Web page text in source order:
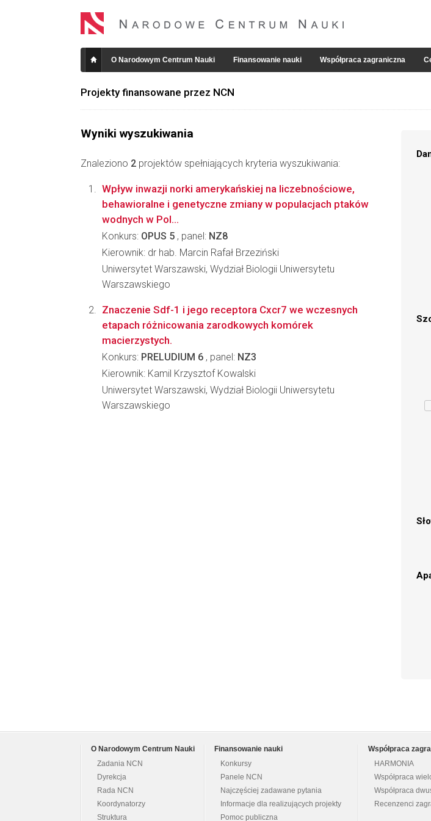
O Narodowym Centrum Nauki Finansowanie nauki Współpraca zagraniczna
Projekty finansowane przez NCN
Wyniki wyszukiwania
Znaleziono 2 projektów spełniających kryteria wyszukiwania:
Wpływ inwazji norki amerykańskiej na liczebnościowe,
behawioralne i genetyczne zmiany w populacjach ptaków
wodnych w Pol...
Konkurs: OPUS 5 , panel: NZ8
Kierownik: dr hab. Marcin Rafał Brzeziński
Uniwersytet Warszawski, Wydział Biologii Uniwersytetu
Warszawskiego
Znaczenie Sdf-1 i jego receptora Cxcr7 we wczesnych
etapach różnicowania zarodkowych komórek
macierzystych.
Konkurs: PRELUDIUM 6 , panel: NZ3
Kierownik: Kamil Krzysztof Kowalski
Uniwersytet Warszawski, Wydział Biologii Uniwersytetu
Warszawskiego
O Narodowym Centrum Nauki
Zadania NCN
Dyrekcja
Rada NCN
Koordynatorzy
Struktura
Finansowanie nauki
Konkursy
Panele NCN
Najczęściej zadawane pytania
Informacje dla realizujących projekty
Pomoc publiczna
Współpraca
HARMONIA
Współpraca
Współpraca
Recenzenci